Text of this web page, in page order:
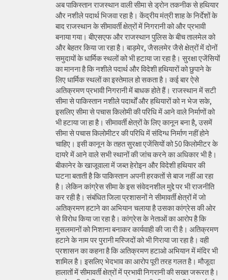
अब पाकिस्तान राजस्थान वाली सीमा से ड्रोन तकनीक से हथियार
और नशीले पदार्थ भिजवा रहा है। केंद्रीय मंत्री शाह के निर्देशों के
बाद राजस्थान के सीमावर्ती क्षेत्रों में निगरानी को और प्रभावी
बनाया गया। बीएसएफ और राजस्थान पुलिस के बीच तालमेल को
और बेहतर किया जा रहा है। बाड़मेर, जैसलमेर जैसे क्षेत्रों में दोनों
समुदायों के धार्मिक स्थलों को भी हटाया जा रहा है। सुरक्षा एजेंसियों
का मानना है कि नशीले पदार्थ और विदेशी हथियारों को छुपाने के
लिए धार्मिक स्थलों का इस्तेमाल हो सकता है। कई बार ऐसे
अतिक्रमण प्रभावी निगरानी में बाधक होते हैं। राजस्थान में सटी
सीमा से पाकिस्तान नशीले पदार्थों और हथियारों को न भेज सके,
इसलिए सीमा से पचास किलोमी की परिधि में आने वाले निर्माणों को
भी हटाया जा हा है। सीमावर्ती क्षेत्रों के लिए कानून बना है, उसमें
सीमा से पचास किलोमीटर की परिधि में संदिग्ध निर्माण नहीं होने
चाहिए। इसी कानून के तहत सुरक्षा एजेंसियों को 50 किलोमीटर के
दायरे में आने वाले सभी स्थानों की जांच करने का अधिकार भी है।
बीकानेर के खाजूवाला में जब्त हेरोइन और विदेशी हथियार की
घटना बताती है कि पाकिस्तान अपनी हरकतों से बाज नहीं आ रहा
है। लेकिन कांग्रेस सीमा के इस संवेदनशील मुद्दे पर भी राजनीति
कर रही है। संबंधित जिला प्रशासनों ने सीमावर्ती क्षेत्रों में जो
अतिक्रमण हटाने का अभियान चलाया है उसका कांग्रेस की ओर
से विरोध किया जा रहा है। कांग्रेस के नेताओं का आरोप है कि
मुसलमानों को निशाना बनाकर कार्यवाही की जा री है। अतिक्रमण
हटाने के नाम पर पुरानी मस्जिदों को भी गिराया जा रहा है। वही
प्रशासन का कहना है कि अतिक्रमण हटाओ अभियान में मंदिर भी
शामिल है। इसलिए भेदभाव का आरोप पूरी तरह गलत है। मौजूदा
हालातों में सीमावर्ती क्षेत्रों में प्रभावी निगरानी की सख्त जरूरत है।